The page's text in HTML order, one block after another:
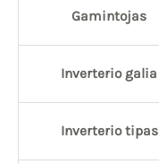
Gamintojas
Inverterio galia
Inverterio tipas